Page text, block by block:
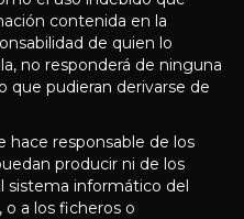
contenida en la
de quien lo
no responderá de ninguna
que pudieran derivarse de
hace responsable de los
producir ni de los
sistema informático del
o a los ficheros o